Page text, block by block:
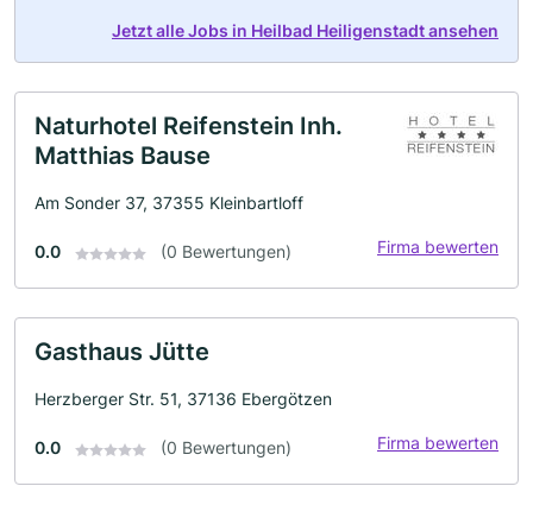
Jetzt alle Jobs in Heilbad Heiligenstadt ansehen
Naturhotel Reifenstein Inh.
Matthias Bause
Am Sonder 37, 37355 Kleinbartloff
0.0 (0 Bewertungen) Firma bewerten
Gasthaus Jütte
Herzberger Str. 51, 37136 Ebergötzen
0.0 (0 Bewertungen) Firma bewerten